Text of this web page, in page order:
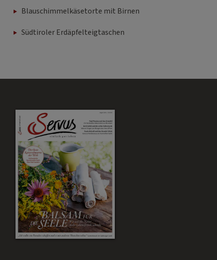
Blauschimmelkäsetorte mit Birnen
Südtiroler Erdäpfelteigtaschen